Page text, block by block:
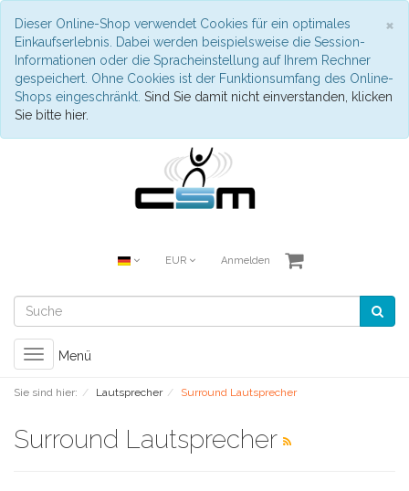
×
Dieser Online-Shop verwendet Cookies für ein optimales
Einkaufserlebnis. Dabei werden beispielsweise die Session-
Informationen oder die Spracheinstellung auf Ihrem Rechner
gespeichert. Ohne Cookies ist der Funktionsumfang des Online-
Shops eingeschränkt. Sind Sie damit nicht einverstanden, klicken
Sie bitte hier.
EUR Anmelden
Toggle
navigation
Menü
Sie sind hier: Lautsprecher Surround Lautsprecher
Surround Lautsprecher